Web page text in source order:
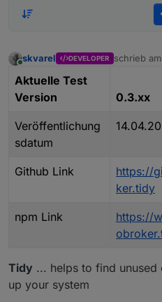
skvarel DEVELOPER schrieb am
zuletzt
Aktuelle Test
Version
0.3.xx
Veröffentlichung
sdatum
Github Link
https://
ker.tidy
npm Link
https://
Tidy ... helps to find unused
up your system